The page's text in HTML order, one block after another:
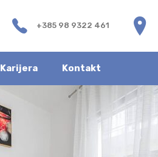
+385 98 9322 461
Karijera Kontakt